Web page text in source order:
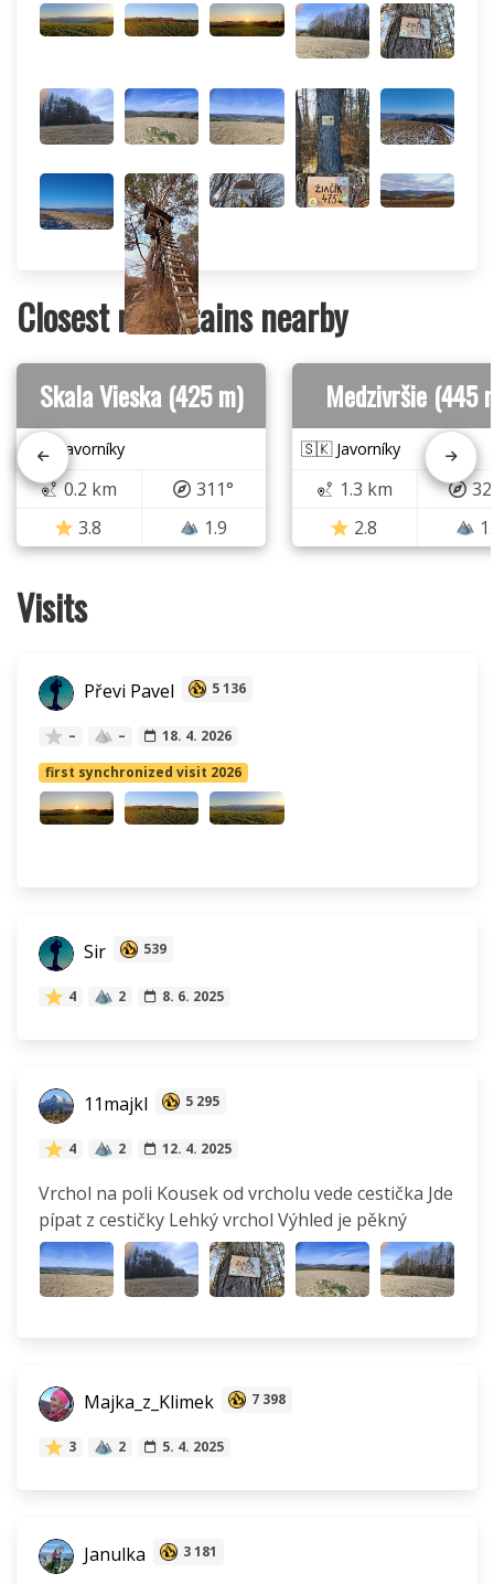
Closest mountains nearby
Skala Vieska (425 m)
🇸🇰 Javorníky
0.2 km
311°
3.8
1.9
Medzivršie (445
🇸🇰 Javorníky
1.3 km
2.8
Visits
Převi Pavel 5 136
– –
18. 4. 2026
first synchronized visit 2026
Sir 539
4 2 8. 6. 2025
11majkl 5 295
4 2 12. 4. 2025
Vrchol na poli Kousek od vrcholu vede cestička Jde
pípat z cestičky Lehký vrchol Výhled je pěkný
Majka_z_Klimek 7 398
3 2 5. 4. 2025
Janulka 3 181